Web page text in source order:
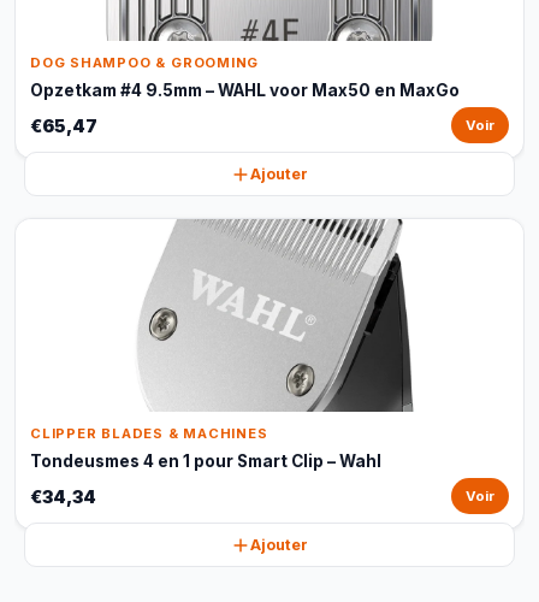
DOG SHAMPOO & GROOMING
Opzetkam #4 9.5mm – WAHL voor Max50 en MaxGo
€65,47 Voir
Ajouter
CLIPPER BLADES & MACHINES
Tondeusmes 4 en 1 pour Smart Clip – Wahl
€34,34 Voir
Ajouter